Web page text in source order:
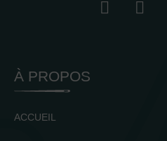
À PROPOS
ACCUEIL